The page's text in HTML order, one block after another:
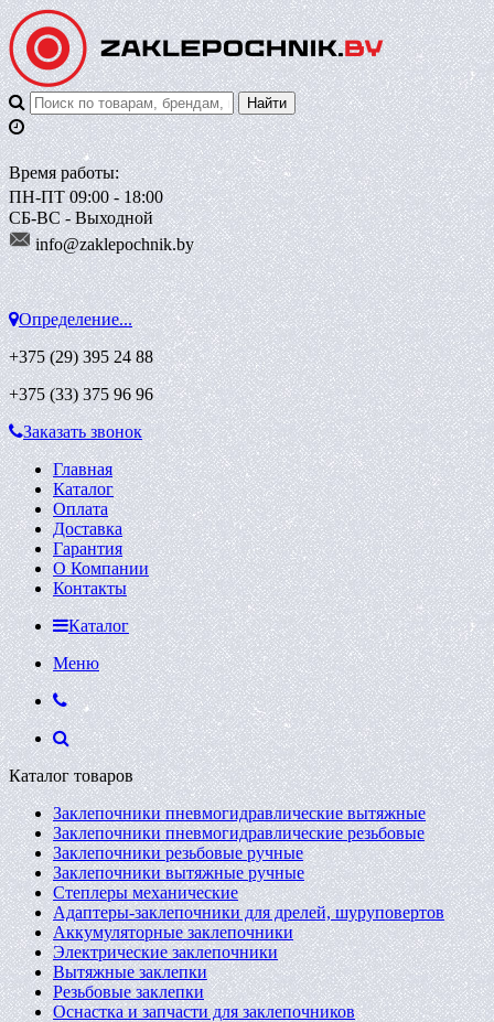
Время работы:
ПН-ПТ 09:00 - 18:00
СБ-ВС - Выходной
info@zaklepochnik.by
Определение...
+375 (29)395 24 88
+375 (33)375 96 96
Заказать звонок
Главная
Каталог
Оплата
Доставка
Гарантия
О Компании
Контакты
Каталог
Меню
Каталог товаров
Заклепочники пневмогидравлические вытяжные
Заклепочники пневмогидравлические резьбовые
Заклепочники резьбовые ручные
Заклепочники вытяжные ручные
Степлеры механические
Адаптеры-заклепочники для дрелей, шуруповертов
Аккумуляторные заклепочники
Электрические заклепочники
Вытяжные заклепки
Резьбовые заклепки
Оснастка и запчасти для заклепочников